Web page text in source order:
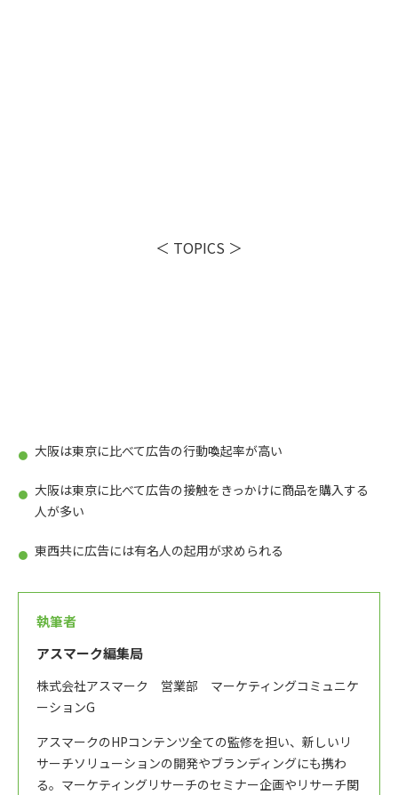
＜ TOPICS ＞
大阪は東京に比べて広告の行動喚起率が高い
大阪は東京に比べて広告の接触をきっかけに商品を購入する
人が多い
東西共に広告には有名人の起用が求められる
執筆者
アスマーク編集局
株式会社アスマーク 営業部 マーケティングコミュニケ
ーションG
アスマークのHPコンテンツ全ての監修を担い、新しいリ
サーチソリューションの開発やブランディングにも携わ
る。マーケティングリサーチのセミナー企画やリサーチ関